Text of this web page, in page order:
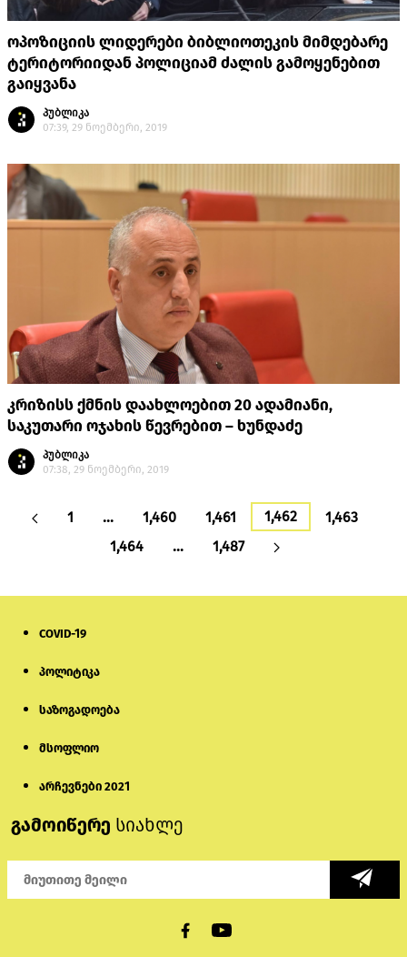
ოპოზიციის ლიდერები ბიბლიოთეკის მიმდებარე
ტერიტორიიდან პოლიციამ ძალის გამოყენებით
გაიყვანა
პუბლიკა
07:39, 29 ნოემბერი, 2019
კრიზისს ქმნის დაახლოებით 20 ადამიანი,
საკუთარი ოჯახის წევრებით – ხუნდაძე
პუბლიკა
07:38, 29 ნოემბერი, 2019
1 … 1,460 1,461 1,462
1,463
1,464
… 1,487
COVID-19
პოლიტიკა
საზოგადოება
მსოფლიო
არჩევნები 2021
გამოიწერე სიახლე